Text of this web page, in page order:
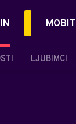
LJUBIMCI
MOBIT